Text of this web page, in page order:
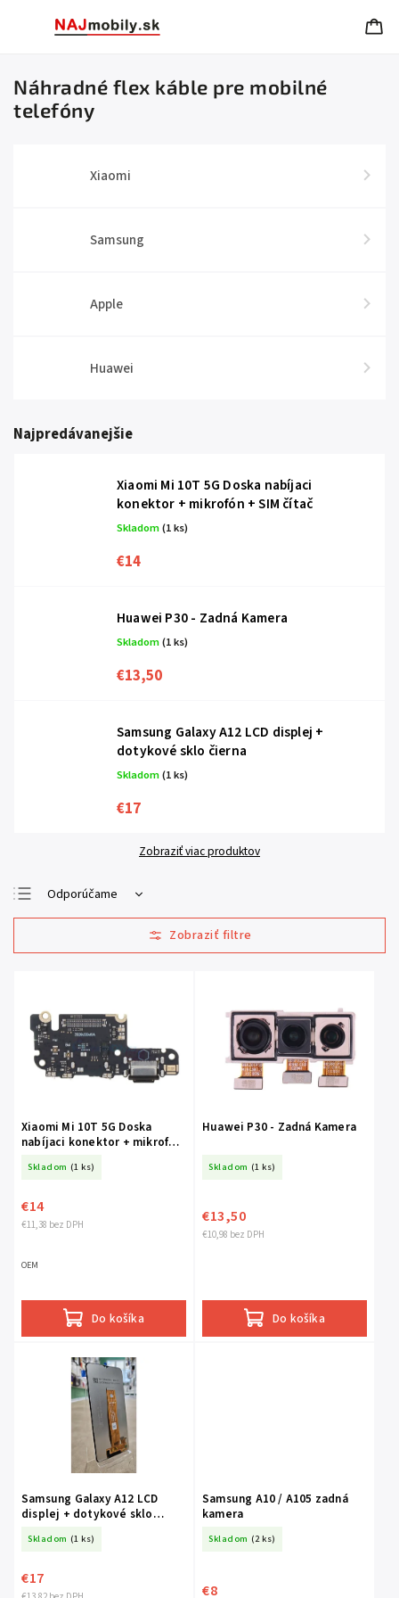
Náhradné flex káble pre mobilné
telefóny
Xiaomi
Samsung
Apple
Huawei
Najpredávanejšie
Xiaomi Mi 10T 5G Doska nabíjaci
konektor + mikrofón + SIM čítač
Skladom(1 ks)
€14
Huawei P30 - Zadná Kamera
Skladom(1 ks)
€13,50
Samsung Galaxy A12 LCD displej +
dotykové sklo čierna
Skladom(1 ks)
€17
Zobraziť viac produktov
Odporúčame
Najlacnejšie
Najdrahšie
Abecedne
Xiaomi Mi 10T 5G Doska
nabíjaci konektor + mikrofón
Skladom (1 ks)
€11,38 bez DPH
€14
Do košíka
OEM
Huawei P30 - Zadná Kamera
Skladom (1 ks)
€10,98 bez DPH
€13,50
Do košíka
Samsung Galaxy A12 LCD
displej + dotykové sklo
Skladom (1 ks)
€17
Samsung A10 / A105 zadná
kamera
Skladom (2 ks)
€8